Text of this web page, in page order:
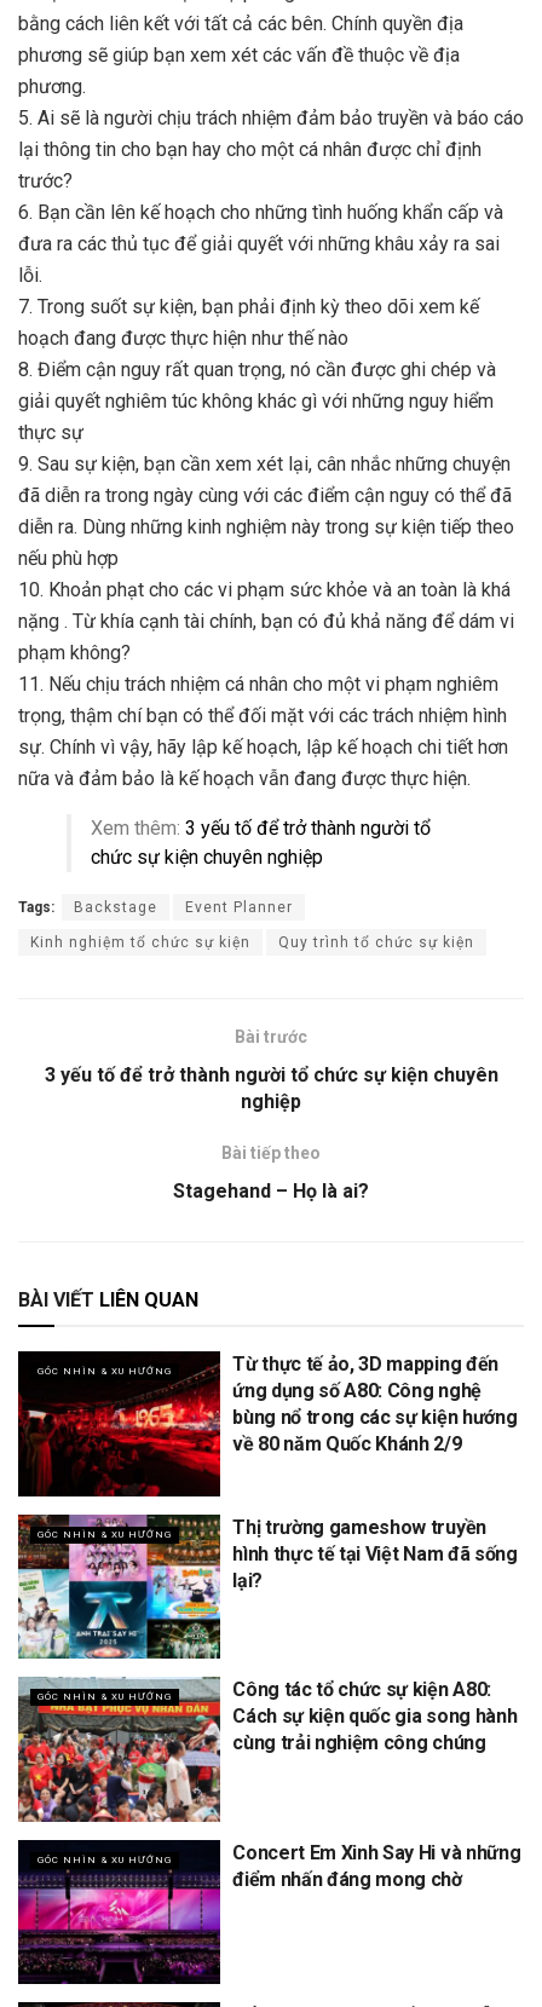
bằng cách liên kết với tất cả các bên. Chính quyền địa
phương sẽ giúp bạn xem xét các vấn đề thuộc về địa
phương.
5. Ai sẽ là người chịu trách nhiệm đảm bảo truyền và báo cáo
lại thông tin cho bạn hay cho một cá nhân được chỉ định
trước?
6. Bạn cần lên kế hoạch cho những tình huống khẩn cấp và
đưa ra các thủ tục để giải quyết với những khâu xảy ra sai
lỗi.
7. Trong suốt sự kiện, bạn phải định kỳ theo dõi xem kế
hoạch đang được thực hiện như thế nào
8. Điểm cận nguy rất quan trọng, nó cần được ghi chép và
giải quyết nghiêm túc không khác gì với những nguy hiểm
thực sự
9. Sau sự kiện, bạn cần xem xét lại, cân nhắc những chuyện
đã diễn ra trong ngày cùng với các điểm cận nguy có thể đã
diễn ra. Dùng những kinh nghiệm này trong sự kiện tiếp theo
nếu phù hợp
10. Khoản phạt cho các vi phạm sức khỏe và an toàn là khá
nặng . Từ khía cạnh tài chính, bạn có đủ khả năng để dám vi
phạm không?
11. Nếu chịu trách nhiệm cá nhân cho một vi phạm nghiêm
trọng, thậm chí bạn có thể đối mặt với các trách nhiệm hình
sự. Chính vì vậy, hãy lập kế hoạch, lập kế hoạch chi tiết hơn
nữa và đảm bảo là kế hoạch vẫn đang được thực hiện.
Xem thêm: 3 yếu tố để trở thành người tổ
chức sự kiện chuyên nghiệp
Tags: Backstage Event Planner
Kinh nghiệm tổ chức sự kiện Quy trình tổ chức sự kiện
Bài trước
3 yếu tố để trở thành người tổ chức sự kiện chuyên
nghiệp
Bài tiếp theo
Stagehand – Họ là ai?
BÀI VIẾT LIÊN QUAN
GÓC NHÌN & XU HƯỚNG
Từ thực tế ảo, 3D mapping đến
ứng dụng số A80: Công nghệ
bùng nổ trong các sự kiện hướng
về 80 năm Quốc Khánh 2/9
GÓC NHÌN & XU HƯỚNG
Thị trường gameshow truyền
hình thực tế tại Việt Nam đã sống
lại?
GÓC NHÌN & XU HƯỚNG
Công tác tổ chức sự kiện A80:
Cách sự kiện quốc gia song hành
cùng trải nghiệm công chúng
GÓC NHÌN & XU HƯỚNG
Concert Em Xinh Say Hi và những
điểm nhấn đáng mong chờ